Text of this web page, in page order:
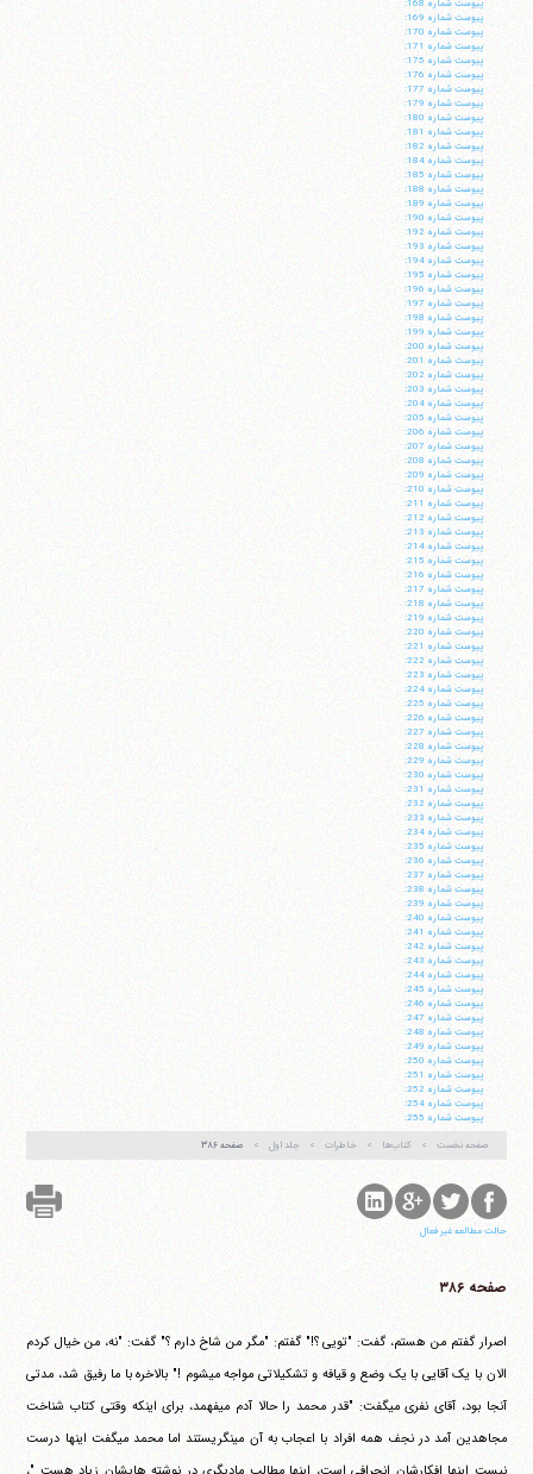
پيوست شماره 168:
پيوست شماره 169:
پيوست شماره 170:
پيوست شماره 171:
پيوست شماره 175:
پيوست شماره 176:
پيوست شماره 177:
پيوست شماره 179:
پيوست شماره 180:
پيوست شماره 181:
پيوست شماره 182:
پيوست شماره 184:
پيوست شماره 185:
پيوست شماره 188:
پيوست شماره 189:
پيوست شماره 190:
پيوست شماره 192:
پيوست شماره 193:
پيوست شماره 194:
پيوست شماره 195:
پيوست شماره 196:
پيوست شماره 197:
پيوست شماره 198:
پيوست شماره 199:
پيوست شماره 200:
پيوست شماره 201:
پيوست شماره 202:
پيوست شماره 203:
پيوست شماره 204:
پيوست شماره 205:
پيوست شماره 206:
پيوست شماره 207:
پيوست شماره 208:
پيوست شماره 209:
پيوست شماره 210:
پيوست شماره 211:
پيوست شماره 212:
پيوست شماره 213:
پيوست شماره 214:
پيوست شماره 215:
پيوست شماره 216:
پيوست شماره 217:
پيوست شماره 218:
پيوست شماره 219:
پيوست شماره 220:
پيوست شماره 221:
پيوست شماره 222:
پيوست شماره 223:
پيوست شماره 224:
پيوست شماره 225:
پيوست شماره 226:
پيوست شماره 227:
پيوست شماره 228:
پيوست شماره 229:
پيوست شماره 230:
پيوست شماره 231:
پيوست شماره 232:
پيوست شماره 233:
پيوست شماره 234:
پيوست شماره 235:
پيوست شماره 236:
پيوست شماره 237:
پيوست شماره 238:
پيوست شماره 239:
پيوست شماره 240:
پيوست شماره 241:
پيوست شماره 242:
پيوست شماره 243:
پيوست شماره 244:
پيوست شماره 245:
پيوست شماره 246:
پيوست شماره 247:
پيوست شماره 248:
پيوست شماره 249:
پيوست شماره 250:
پيوست شماره 251:
پيوست شماره 252:
پيوست شماره 254:
پيوست شماره 255:
صفحه نخست
کتاب‌ها خاطرات جلد اول صفحه ۳۸۶
حالت مطالعه غیر فعال
صفحه ۳۸۶
اصرار گفتم من هستم، گفت: "تویی ؟!" گفتم: "مگر من شاخ دارم ؟" گفت: "نه، من خیال کردم
الان با یک آقایی با یک وضع و قیافه و تشکیلاتی مواجه می‎شوم !" بالاخره با ما رفیق شد، مدتی
آنجا بود، آقای نفری می‎گفت: "قدر محمد را حالا آدم می‎فهمد، برای اینکه وقتی کتاب شناخت
مجاهدین آمد در نجف همه افراد با اعجاب به آن می‎نگریستند اما محمد می‎گفت اینها درست